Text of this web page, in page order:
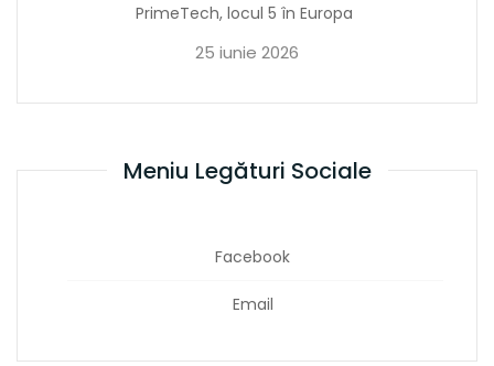
PrimeTech, locul 5 în Europa
25 iunie 2026
Meniu Legături Sociale
Facebook
Email